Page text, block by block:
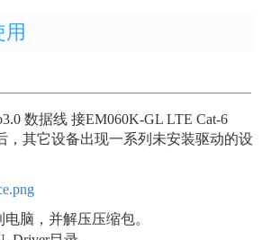
数据线 接EM060K-GL LTE Cat-6
，其它设备出现一系列未安装驱动的设
电脑，并解压压缩包。